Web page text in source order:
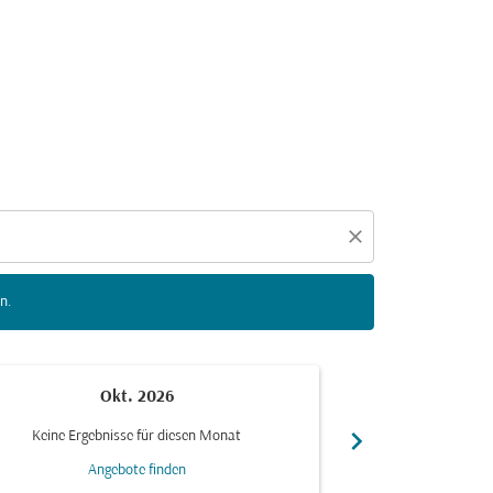
close
interagieren, um Angebote zu finden.
Okt. 2026
Keine Ergebnisse für diesen Monat
Angebote finden
chevron_right